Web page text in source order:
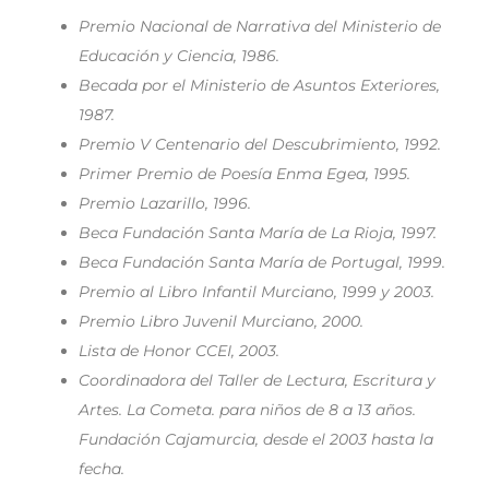
Premio Nacional de Narrativa del Ministerio de
Educación y Ciencia, 1986.
Becada por el Ministerio de Asuntos Exteriores,
1987.
Premio V Centenario del Descubrimiento, 1992.
Primer Premio de Poesía Enma Egea, 1995.
Premio Lazarillo, 1996.
Beca Fundación Santa María de La Rioja, 1997.
Beca Fundación Santa María de Portugal, 1999.
Premio al Libro Infantil Murciano, 1999 y 2003.
Premio Libro Juvenil Murciano, 2000.
Lista de Honor CCEI, 2003.
Coordinadora del Taller de Lectura, Escritura y
Artes. La Cometa. para niños de 8 a 13 años.
Fundación Cajamurcia, desde el 2003 hasta la
fecha.